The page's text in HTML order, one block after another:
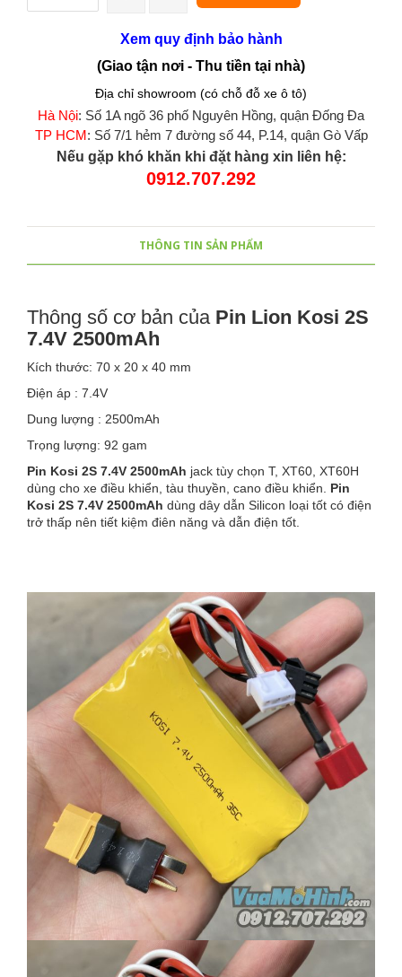
Xem quy định bảo hành
(Giao tận nơi - Thu tiền tại nhà)
Địa chỉ showroom (có chỗ đỗ xe ô tô)
Hà Nội: Số 1A ngõ 36 phố Nguyên Hồng, quận Đống Đa
TP HCM : Số 7/1 hẻm 7 đường số 44, P.14, quận Gò Vấp
Nếu gặp khó khăn khi đặt hàng xin liên hệ:
0912.707.292
THÔNG TIN SẢN PHẨM
Thông số cơ bản của Pin Lion Kosi 2S
7.4V 2500mAh
Kích thước: 70 x 20 x 40 mm
Điện áp : 7.4V
Dung lượng : 2500mAh
Trọng lượng: 92 gam
Pin Kosi 2S 7.4V 2500mAh jack tùy chọn T, XT60, XT60H
dùng cho xe điều khiển, tàu thuyền, cano điều khiển. Pin
Kosi 2S 7.4V 2500mAh dùng dây dẫn Silicon loại tốt có điện
trở thấp nên tiết kiệm điên năng và dẫn điện tốt.